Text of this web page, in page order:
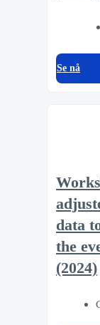
Se nå
data
the
(2024)